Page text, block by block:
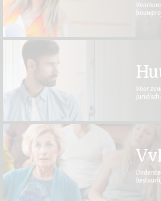
Voor
juridisch